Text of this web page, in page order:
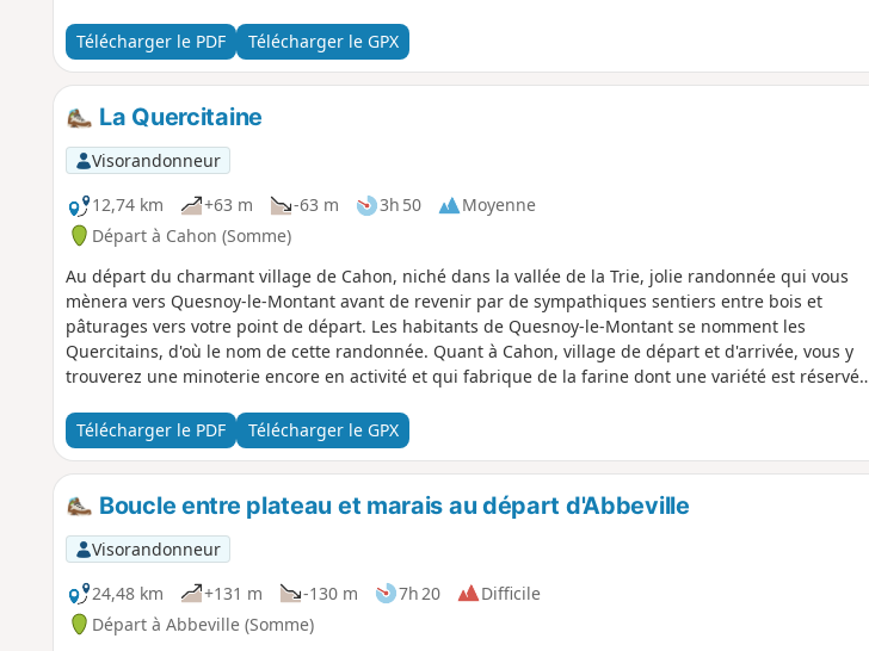
Télécharger le PDF Télécharger le GPX
La Quercitaine
Visorandonneur
12,74 km
+63 m -63 m 3h 50
Moyenne
Départ à Cahon (Somme)
Au départ du charmant village de Cahon, niché dans la vallée de la Trie, jolie randonnée qui vous
mènera vers Quesnoy-le-Montant avant de revenir par de sympathiques sentiers entre bois et
pâturages vers votre point de départ. Les habitants de Quesnoy-le-Montant se nomment les
Quercitains, d'où le nom de cette randonnée. Quant à Cahon, village de départ et d'arrivée, vous y
trouverez une minoterie encore en activité et qui fabrique de la farine dont une variété est réservée
boulangeries de la Somme. Randonnée gastronomique et patrimoniale, en somme.
Télécharger le PDF Télécharger le GPX
Boucle entre plateau et marais au départ d'Abbeville
Visorandonneur
24,48 km
+131 m -130 m 7h 20
Difficile
Départ à Abbeville (Somme)